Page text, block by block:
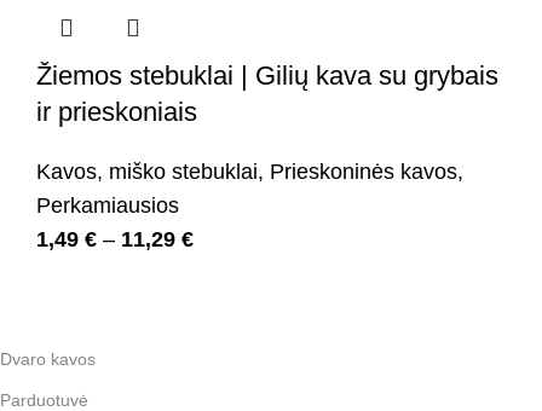
Žiemos stebuklai | Gilių kava su grybais
ir prieskoniais
Kavos, miško stebuklai, Prieskoninės kavos,
Perkamiausios
1,49 € – 11,29 €
Dvaro kavos
Parduotuvė